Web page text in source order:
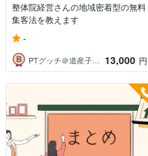
整体院経営さんの地域密着型の無料
集客法を教えます
-
PTグッチ＠道産子肩こりコンサルタント 13,000 円